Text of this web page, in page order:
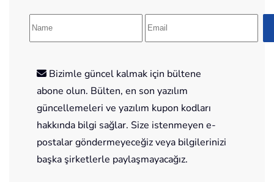
Bizimle güncel kalmak için bültene
abone olun. Bülten, en son yazılım
güncellemeleri ve yazılım kupon kodları
hakkında bilgi sağlar. Size istenmeyen e-
postalar göndermeyeceğiz veya bilgilerinizi
başka şirketlerle paylaşmayacağız.